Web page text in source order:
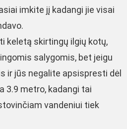
imkite jį kadangi jie visai
keletą skirtingų ilgių kotų,
salygomis, bet jeigu
ir jūs negalite apsispresti dėl
3.9 metro, kadangi tai
vandeniui tiek